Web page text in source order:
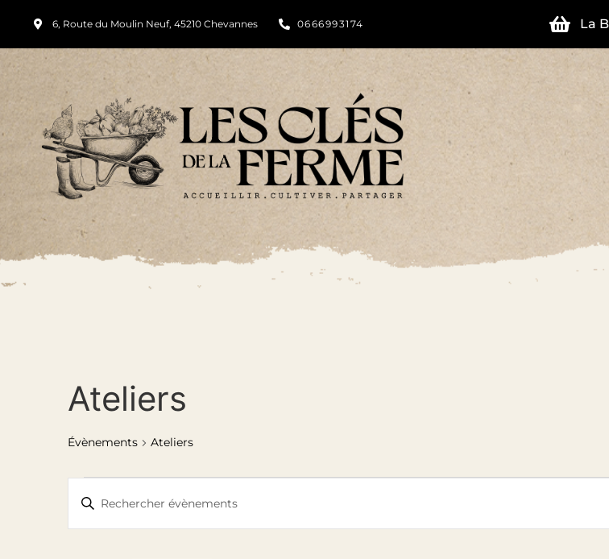
6, Route du Moulin Neuf, 45210 Chevannes 0666993174 La
Ateliers
Évènements Ateliers
Recherche
et
Saisir
mot-
Rechercher